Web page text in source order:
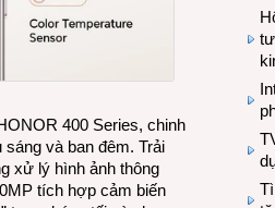
400 Series, chinh
sáng và ban đêm. Trải
xử lý hình ảnh thông
tích hợp cảm biến